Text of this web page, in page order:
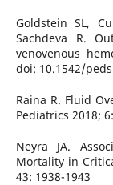
Goldstein SL,
Sachdeva R.
venovenous
doi: 10.1542/
Raina R. Fluid
Pediatrics 2018;
Neyra JA.
Mortality in
43: 1938-1943